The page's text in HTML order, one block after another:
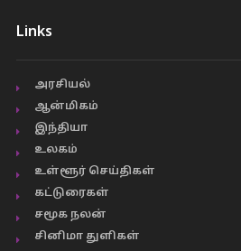
Links
அரசியல்
ஆன்மிகம்
இந்தியா
உலகம்
உள்ளூர் செய்திகள்
கட்டுரைகள்
சமூக நலன்
சினிமா துளிகள்